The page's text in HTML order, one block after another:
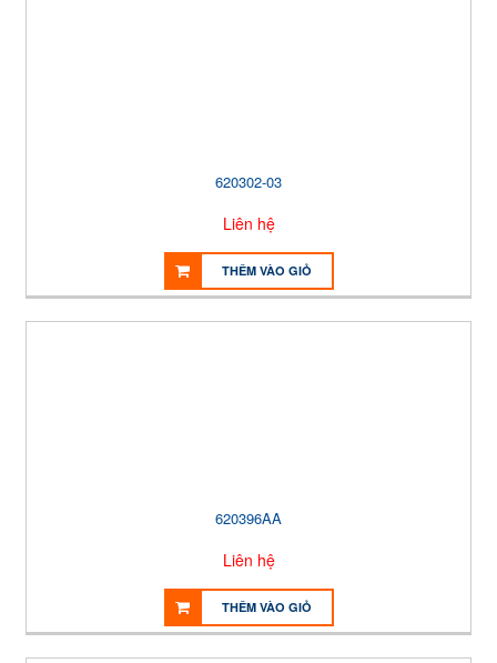
620302-03
Liên hệ
THÊM VÀO GIỎ
620396AA
Liên hệ
THÊM VÀO GIỎ